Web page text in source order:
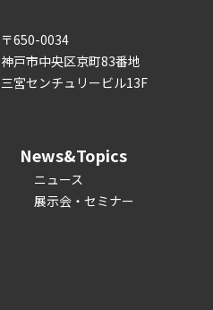
〒650-0034
神戸市中央区京町83番地
三宮センチュリービル13F
News&Topics
ニュース
展示会・セミナー